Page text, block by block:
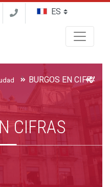
BURGOS EN CIFRAS
CIFRAS